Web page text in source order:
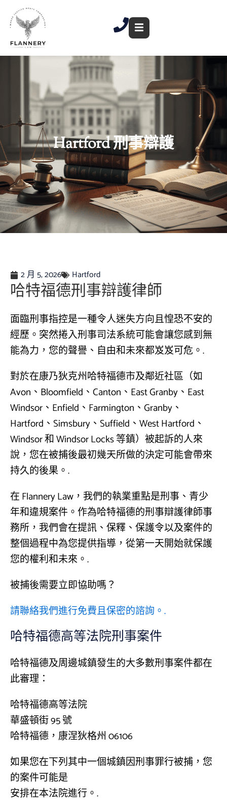
Hartford 刑事辯護
2 月 5, 2026 Hartford
哈特福德刑事辯護律師
面臨刑事指控是一種令人迷失方向且惶恐不安的
經歷。突然捲入刑事司法系統可能會讓您感到無
能為力，您的聲譽、自由和未來都岌岌可危。.
對於在康乃狄克州哈特福德市及鄰近社區（如
Avon、Bloomfield、Canton、East Granby、East
Windsor、Enfield、Farmington、Granby、
Hartford、Simsbury、Suffield、West Hartford、
Windsor 和 Windsor Locks 等鎮）被起訴的人來
說，您在被捕後最初幾天所做的決定可能會帶來
持久的後果。.
在 Flannery Law，我們的執業重點是刑事、青少
年和違規案件。作為哈特福德的刑事辯護律師事
務所，我們會在提訊、保釋、保護令以及案件的
整個過程中為您提供指導，從第一天開始就保護
您的權利和未來。.
被捕後需要立即協助嗎？
請聯絡我們進行免費且保密的諮詢。.
哈特福德高等法院刑事案件
哈特福德及周邊城鎮發生的大多數刑事案件都在
此審理：
哈特福德高等法院
華盛頓街 95 號
哈特福德，康涅狄格州 06106
如果您在下列其中一個城鎮因刑事罪行被捕，您
的案件可能是
安排在本法院進行。.